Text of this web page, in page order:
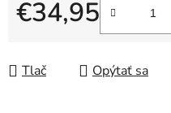
€34,95
Jednotková cena:
Tlač Opýtať sa